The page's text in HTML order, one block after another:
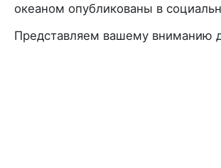
океаном опубликованы в
Представляем вашему вниманию